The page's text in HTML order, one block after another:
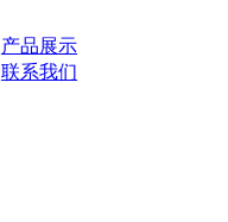
产品展示
联系我们